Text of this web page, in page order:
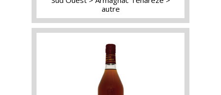
autre